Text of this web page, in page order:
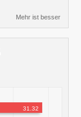
Mehr ist besser
31.32